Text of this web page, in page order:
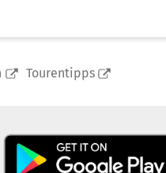
Tourentipps